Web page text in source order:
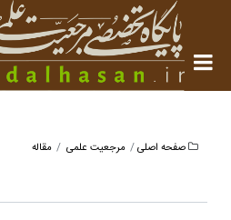
صفحه اصلی مرجعیت علمی مقاله